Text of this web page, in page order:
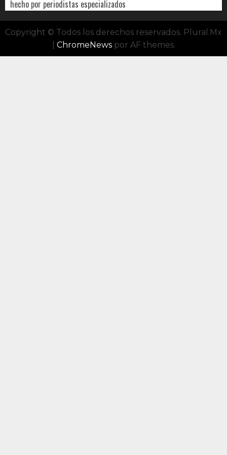
hecho por periodistas especializados
Copyright © Todos los derechos reservados. Plural.Mx
ChromeNewspor AF themes.